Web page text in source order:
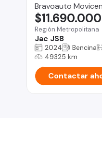
Bravoauto
Región Metropolitana
Jac JS8
$11.690.000
2024 Bencina
49325 km
Contactar